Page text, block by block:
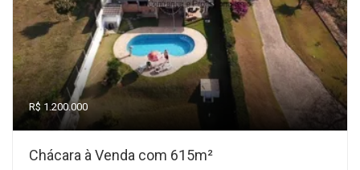
R$ 1.200.000
Chácara à Venda com 615m²